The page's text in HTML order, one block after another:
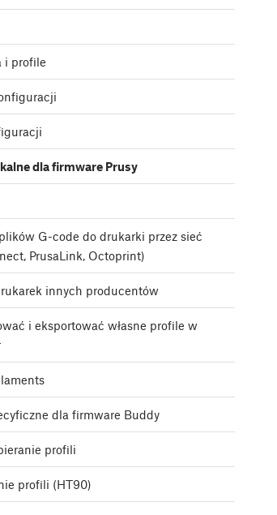
i profile
dla firmware Prusy
G-code do drukarki przez sieć
PrusaLink, Octoprint)
innych producentów
i eksportować własne profile w
dla firmware Buddy
profili
profili (HT90)